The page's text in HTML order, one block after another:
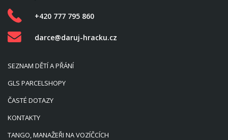
+420 777 795 860
darce@daruj-hracku.cz
SEZNAM DĚTÍ A PŘÁNÍ
GLS PARCELSHOPY
ČASTÉ DOTAZY
KONTAKTY
TANGO, MANAŽEŘI NA VOZÍČCÍCH